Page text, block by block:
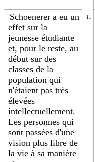
Schoenerer a eu un
effet sur la
jeunesse étudiante
et, pour le reste, au
début sur des
classes de la
population qui
n'étaient pas très
élevées
intellectuellement.
Les personnes qui
sont passées d'une
vision plus libre de
la vie à sa manière
11